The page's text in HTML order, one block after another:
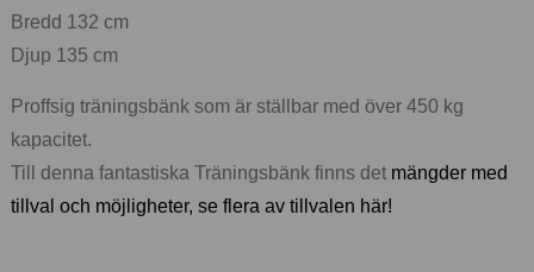
Bredd 132 cm
Djup 135 cm
Proffsig träningsbänk som är ställbar med över 450 kg
kapacitet.
Till denna fantastiska Träningsbänk finns det mängder med
tillval och möjligheter, se flera av tillvalen här!